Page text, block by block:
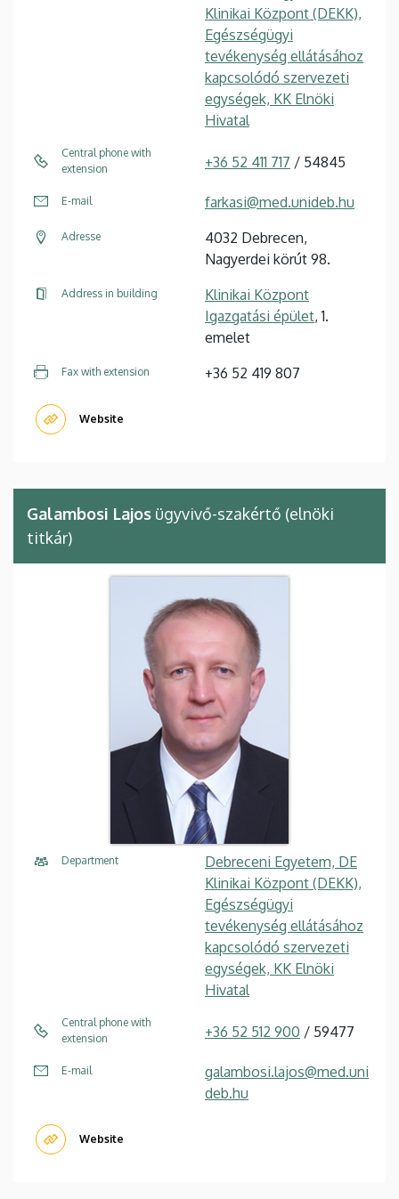
Klinikai Központ (DEKK),
Egészségügyi
tevékenység ellátásához
kapcsolódó szervezeti
egységek, KK Elnöki
Hivatal
Central phone with
extension
+36 52 411 717 / 54845
E-mail farkasi@med.unideb.hu
Adresse
4032 Debrecen,
Nagyerdei körút 98.
Address in building
Klinikai Központ
Igazgatási épület, 1.
emelet
Fax with extension +36 52 419 807
Website
Galambosi Lajos ügyvivő-szakértő (elnöki
titkár)
Department
Debreceni Egyetem, DE
Klinikai Központ (DEKK),
Egészségügyi
tevékenység ellátásához
kapcsolódó szervezeti
egységek, KK Elnöki
Hivatal
Central phone with
extension
+36 52 512 900 / 59477
E-mail
galambosi.lajos@med.uni
deb.hu
Website